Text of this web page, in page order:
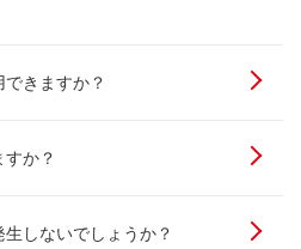
きますか？
か？
しないでしょうか？